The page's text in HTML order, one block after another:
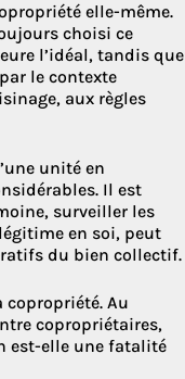
elle-même.
choisi ce
l’idéal, tandis que
le contexte
aux règles
unité en
Il est
surveiller les
en soi, peut
du bien collectif.
Au
copropriétaires,
est-elle une fatalité